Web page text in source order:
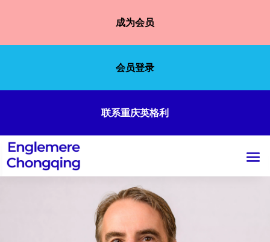
成为会员
会员登录
联系重庆英格利